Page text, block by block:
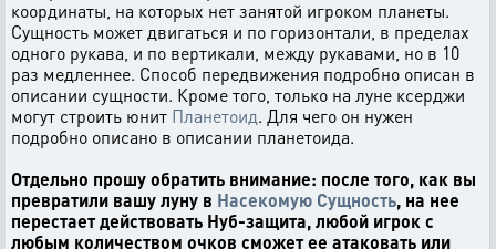
координаты, на которых нет занятой игроком планеты.
Сущность может двигаться и по горизонтали, в пределах
одного рукава, и по вертикали, между рукавами, но в 10
раз медленнее. Способ передвижения подробно описан в
описании сущности. Кроме того, только на луне ксерджи
могут строить юнит Планетоид. Для чего он нужен
подробно описано в описании планетоида.
Отдельно прошу обратить внимание: после того, как вы
превратили вашу луну в Насекомую Сущность, на нее
перестает действовать Нуб-защита, любой игрок с
любым количеством очков сможет ее атаковать или